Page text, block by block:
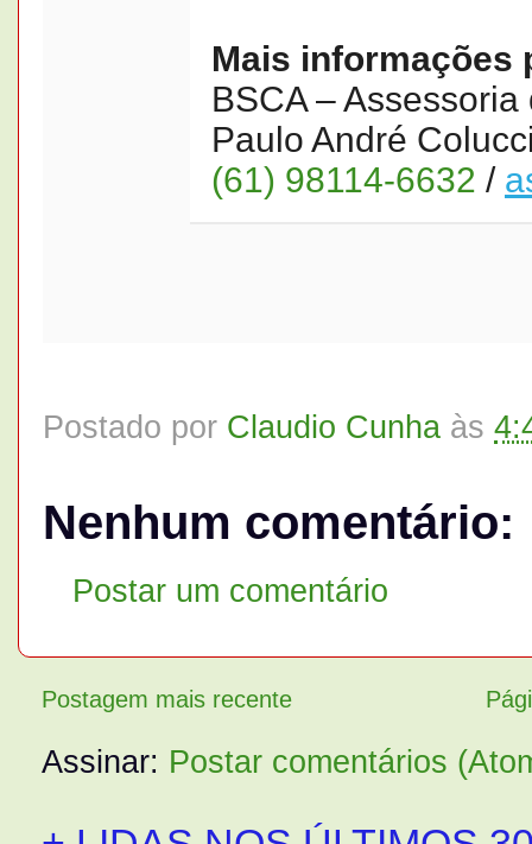
Mais informações
BSCA –
Paulo André
(61) 98114-6632 /
Postado por Claudio Cunha às
Nenhum comentário:
Postar um comentário
Postagem mais recente
Assinar: Postar comentários